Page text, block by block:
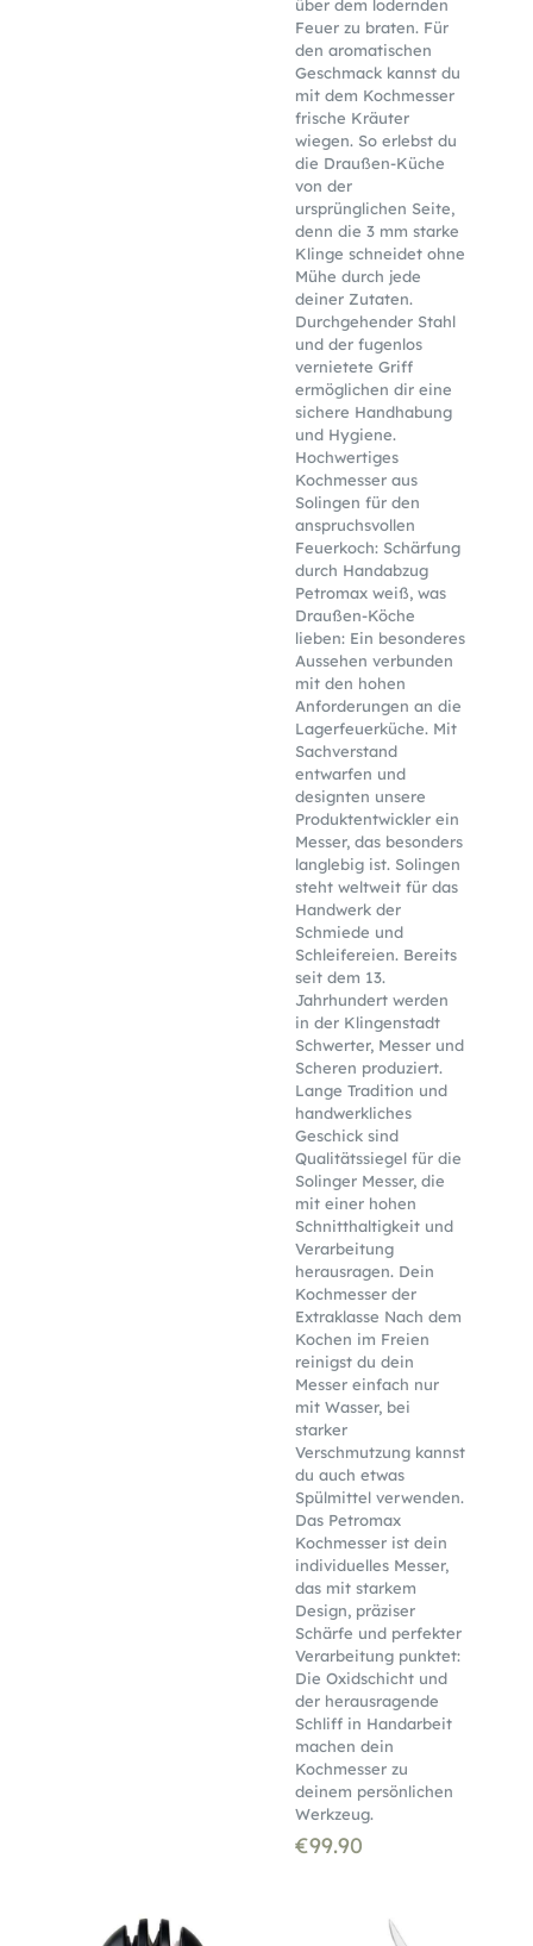
über dem lodernden
Feuer zu braten. Für
den aromatischen
Geschmack kannst du
mit dem Kochmesser
frische Kräuter
wiegen. So erlebst du
die Draußen-Küche
von der
ursprünglichen Seite,
denn die 3 mm starke
Klinge schneidet ohne
Mühe durch jede
deiner Zutaten.
Durchgehender Stahl
und der fugenlos
vernietete Griff
ermöglichen dir eine
sichere Handhabung
und Hygiene.
Hochwertiges
Kochmesser aus
Solingen für den
anspruchsvollen
Feuerkoch: Schärfung
durch Handabzug
Petromax weiß, was
Draußen-Köche
lieben: Ein besonderes
Aussehen verbunden
mit den hohen
Anforderungen an die
Lagerfeuerküche. Mit
Sachverstand
entwarfen und
designten unsere
Produktentwickler ein
Messer, das besonders
langlebig ist. Solingen
steht weltweit für das
Handwerk der
Schmiede und
Schleifereien. Bereits
seit dem 13.
Jahrhundert werden
in der Klingenstadt
Schwerter, Messer und
Scheren produziert.
Lange Tradition und
handwerkliches
Geschick sind
Qualitätssiegel für die
Solinger Messer, die
mit einer hohen
Schnitthaltigkeit und
Verarbeitung
herausragen. Dein
Kochmesser der
Extraklasse Nach dem
Kochen im Freien
reinigst du dein
Messer einfach nur
mit Wasser, bei
starker
Verschmutzung kannst
du auch etwas
Spülmittel verwenden.
Das Petromax
Kochmesser ist dein
individuelles Messer,
das mit starkem
Design, präziser
Schärfe und perfekter
Verarbeitung punktet:
Die Oxidschicht und
der herausragende
Schliff in Handarbeit
machen dein
Kochmesser zu
deinem persönlichen
Werkzeug.
€99.90